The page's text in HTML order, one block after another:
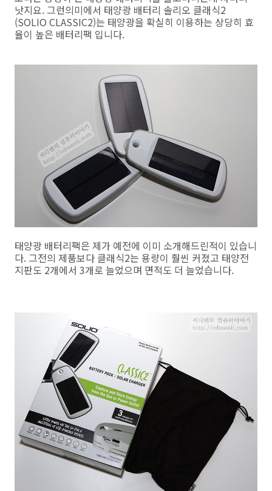
낫지요. 그런의미에서 태양광 배터리 솔리오 클래식2
(SOLIO CLASSIC2)는 태양광을 확실히 이용하는 상당히 효
율이 높은 배터리팩 입니다.
태양광 배터리팩은 제가 예전에 이미 소개해드린적이 있습니
다. 그전의 제품보다 클래식2는 용량이 훨씬 커졌고 태양전
지판도 2개에서 3개로 늘었으며 면적도 더 늘었습니다.